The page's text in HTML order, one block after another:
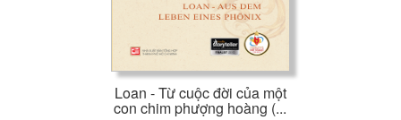
Loan - Từ cuộc đời của một
con chim phượng hoàng (...